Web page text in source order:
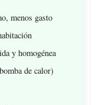
menos gasto
y homogénea
de calor)